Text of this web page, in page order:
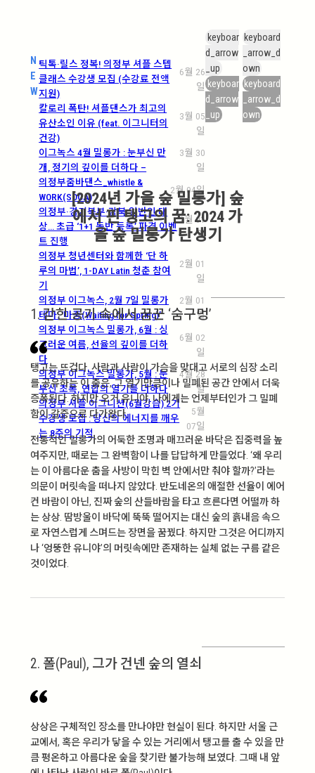
N
E
W
틱톡·릴스 정복! 의정부 셔플 스텝
클래스 수강생 모집 (수강료 전액
지원)
6월 26
일
칼로리 폭탄! 셔플댄스가 최고의
유산소인 이유 (feat. 이그니터의
건강)
3월 05
일
이그녹스 4월 밀롱가 : 눈부신 만
개, 정기의 깊이를 더하다 –
3월 30
일
의정부줌바댄스_whistle &
WORK(SOCA)
2월 04일
의정부·경기북부·강북 일반인 대
상… 초급 ‘1+1 동반 등록’ 파격 이벤
트 진행
2월 01
일
의정부 청년센터와 함께한 ‘단 하
루의 마법’, 1-DAY Latin 청춘 참여
기
2월 01
일
의정부 이그녹스, 2월 7일 밀롱가
테마: ‘마중(Waiting for Spring)’
2월 01
일
의정부 이그녹스 밀롱가, 6월 : 싱
그러운 여름, 선율의 깊이를 더하
다
6월 02
일
의정부 이그녹스 밀롱가, 5월 : 눈
부신 초록, 연합의 열기를 더하다
4월 28
일
의정부 셔플 이그니션(6월강습) 2기
수강생 모집 : 당신의 에너지를 깨우
는 8주의 기적
5월
07일
keyboar
d_arrow
_up
keyboar
d_arrow
_up
keyboard
_arrow_d
own
keyboard
_arrow_d
own
[2024년 가을 숲 밀롱가] 숲
에서 핀 탱고의 꿈: 2024 가
을 숲 밀롱가 탄생기
1. 갇힌 공기 속에서 꿈꾼 ‘숨구멍’
탱고는 뜨겁다. 사람과 사람이 가슴을 맞대고 서로의 심장 소리
를 공유하는 이 춤은, 그 열기만큼이나 밀폐된 공간 안에서 더욱
증폭된다. 하지만 오거 유니야, 나에게는 언제부터인가 그 밀폐
함이 갈증으로 다가왔다.
전통적인 밀롱가의 어둑한 조명과 매끄러운 바닥은 집중력을 높
여주지만, 때로는 그 완벽함이 나를 답답하게 만들었다. ‘왜 우리
는 이 아름다운 춤을 사방이 막힌 벽 안에서만 춰야 할까?’라는
의문이 머릿속을 떠나지 않았다. 반도네온의 애절한 선율이 에어
컨 바람이 아닌, 진짜 숲의 산들바람을 타고 흐른다면 어떨까 하
는 상상. 땀방울이 바닥에 뚝뚝 떨어지는 대신 숲의 흙내음 속으
로 자연스럽게 스며드는 장면을 꿈꿨다. 하지만 그것은 어디까지
나 ‘엉뚱한 유니야’의 머릿속에만 존재하는 실체 없는 구름 같은
것이었다.
2. 폴(Paul), 그가 건넨 숲의 열쇠
상상은 구체적인 장소를 만나야만 현실이 된다. 하지만 서울 근
교에서, 혹은 우리가 닿을 수 있는 거리에서 탱고를 출 수 있을 만
큼 평온하고 아름다운 숲을 찾기란 불가능해 보였다. 그때 내 앞